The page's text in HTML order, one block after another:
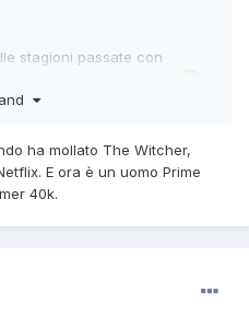
stagioni passate con
era un falzo!
ha mollato The Witcher,
E ora è un uomo Prime
40k.